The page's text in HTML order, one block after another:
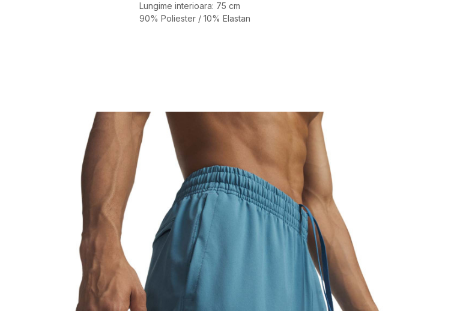
Lungime interioara: 75 cm
90% Poliester / 10% Elastan
GEN BARBATI